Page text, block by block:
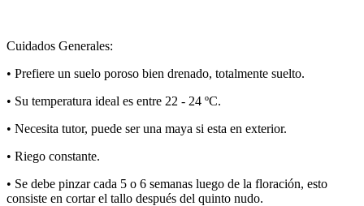
Cuidados Generales:
• Prefiere un suelo poroso bien drenado, totalmente suelto.
• Su temperatura ideal es entre 22 - 24 ºC.
• Necesita tutor, puede ser una maya si esta en exterior.
• Riego constante.
• Se debe pinzar cada 5 o 6 semanas luego de la floración, esto
consiste en cortar el tallo después del quinto nudo.